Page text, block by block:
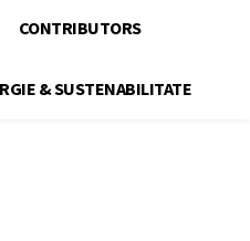
CONTRIBUTORS
& SUSTENABILITATE